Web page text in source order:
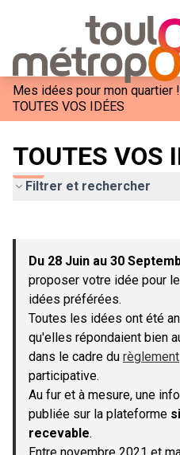
Mes idées pour mon quartier
TOUTES VOS IDÉES
TOUTES VOS
Filtrer et rechercher
−
Du 28 Juin au 30
proposer votre idée pour
idées préférées.
Toutes les idées ont été
qu'elles répondaient bien
dans le cadre du règlement
participative.
Au fur et à mesure, une
publiée sur la plateforme
recevable.